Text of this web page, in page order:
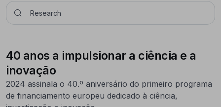
40 anos a impulsionar a ciência e a
inovação
2024 assinala o 40.º aniversário do primeiro programa
de financiamento europeu dedicado à ciência,